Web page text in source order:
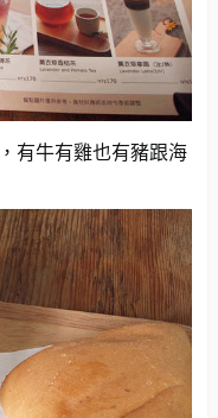
有牛有雞也有豬跟海